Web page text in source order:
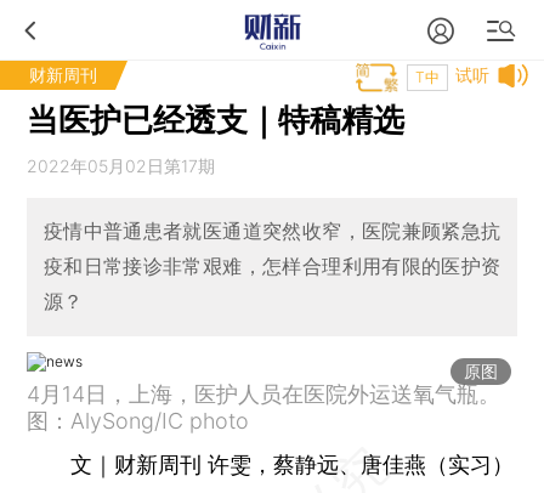
财新周刊 试听
T中
当医护已经透支｜特稿精选
2022年05月02日第17期
疫情中普通患者就医通道突然收窄，医院兼顾紧急抗
疫和日常接诊非常艰难，怎样合理利用有限的医护资
源？
原图
4月14日，上海，医护人员在医院外运送氧气瓶。
图：AlySong/IC photo
文｜财新周刊 许雯，蔡静远、唐佳燕（实习）